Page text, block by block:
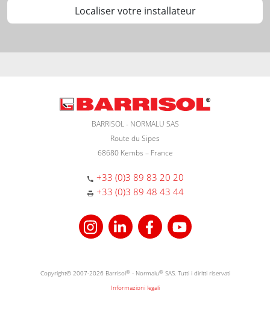
Localiser votre installateur
BARRISOL - NORMALU SAS
Route du Sipes
68680 Kembs – France
+33 (0)3 89 83 20 20
+33 (0)3 89 48 43 44
Copyright© 2007-2026 Barrisol®- Normalu®SAS. Tutti i diritti riservati
Informazioni legali